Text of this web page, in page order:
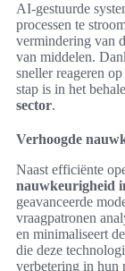
AI-gestuurde
processen te
vermindering van
van middelen.
sneller reageren
stap is in het
sector.
Verhoogde
Naast efficiënte
nauwkeurigheid
geavanceerde
vraagpatronen
en minimaliseert
die deze
verbetering in hun